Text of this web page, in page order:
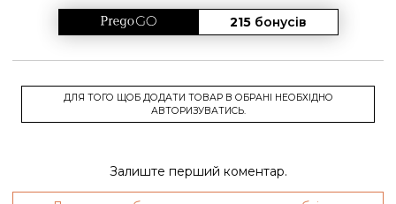
215 бонусів
ДЛЯ ТОГО ЩОБ ДОДАТИ ТОВАР В ОБРАНІ НЕОБХІДНО
АВТОРИЗУВАТИСЬ.
Залиште перший коментар.